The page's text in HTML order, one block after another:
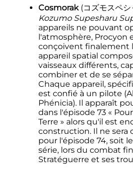
Cosmorak (コズモスペ
Kozumo Supesharu
appareils ne pouvant
l'atmosphère, Procyon
conçoivent finalement
appareil spatial
vaisseaux différents,
combiner et de se
Chaque appareil,
est confié à un pilote
Phénicia). Il apparaît
dans l'épisode 73 «
Terre » alors qu'il est
construction. Il ne sera
pour l'épisode 74, soit
série, lors du combat
Stratéguerre et ses